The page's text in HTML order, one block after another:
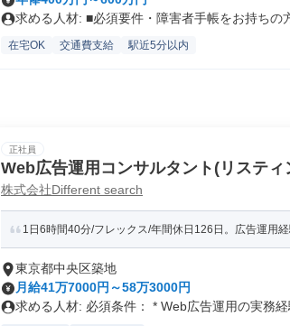
求める人材: ■必須要件・障害者手帳をお持ちの
在宅OK 交通費支給 駅近5分以内
正社員
Web広告運用コンサルタント(リステ
株式会社Different search
1日6時間40分/フレックス/年間休日126日。広告運用
東京都中央区築地
月給41万7000円～58万3000円
求める人材: 必須条件： * Web広告運用の実務経